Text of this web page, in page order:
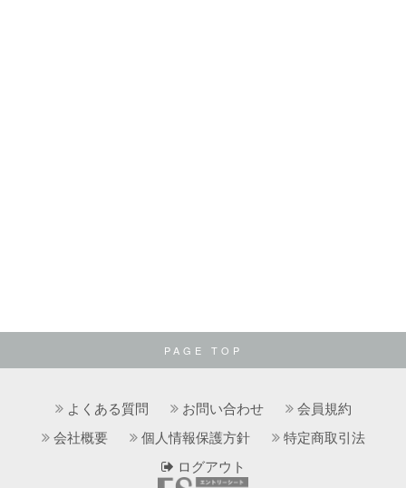
PAGE TOP
よくある質問 お問い合わせ
会員規約
会社概要
個人情報保護方針
特定商取引法
ログアウト